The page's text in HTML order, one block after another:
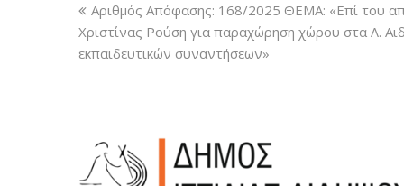
Αριθμός Απόφασης: 168/2025 ΘΕΜΑ: «Επί του
Χριστίνας Ρούση για παραχώρηση χώρου στα Λ.
εκπαιδευτικών συναντήσεων»